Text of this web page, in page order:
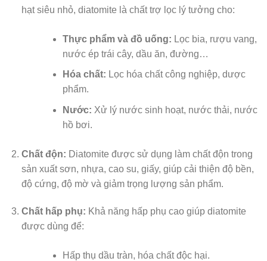
hạt siêu nhỏ, diatomite là chất trợ lọc lý tưởng cho:
Thực phẩm và đồ uống: Lọc bia, rượu vang,
nước ép trái cây, dầu ăn, đường…
Hóa chất: Lọc hóa chất công nghiệp, dược
phẩm.
Nước: Xử lý nước sinh hoạt, nước thải, nước
hồ bơi.
Chất độn: Diatomite được sử dụng làm chất độn trong
sản xuất sơn, nhựa, cao su, giấy, giúp cải thiện độ bền,
độ cứng, độ mờ và giảm trọng lượng sản phẩm.
Chất hấp phụ: Khả năng hấp phụ cao giúp diatomite
được dùng để:
Hấp thụ dầu tràn, hóa chất độc hại.